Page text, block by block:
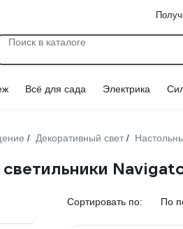
Всё для сада Электрика
/ Декоративный свет /
Сортировать по: По